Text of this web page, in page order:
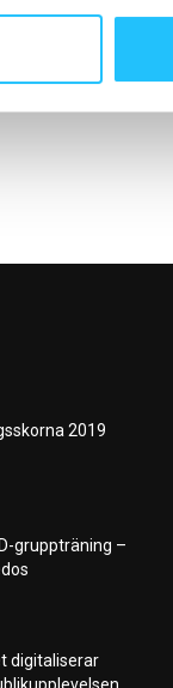
2019
gruppträning –
digitaliserar